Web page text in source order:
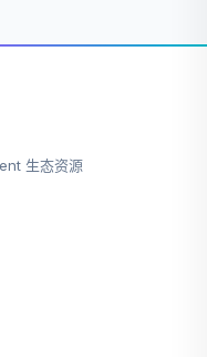
生态资源